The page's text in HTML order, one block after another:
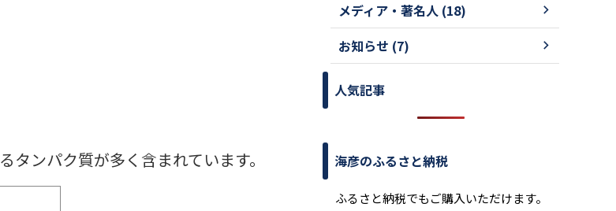
ンパク質が多く含まれています。
メディア・著名人 (18)
お知らせ (7)
人気記事
海彦のふるさと納税
ふるさと納税でもご購入いただけます。